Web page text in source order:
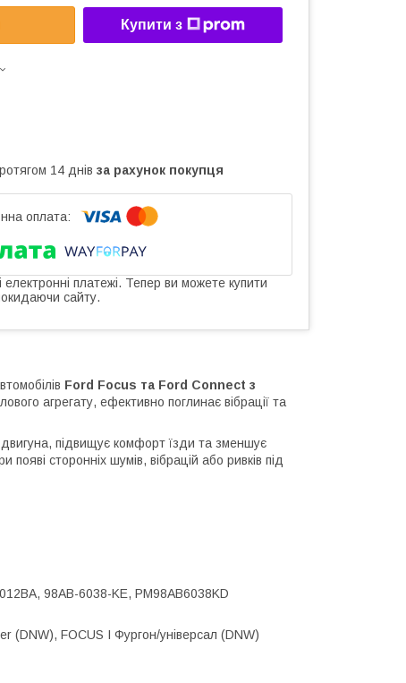
Купити з
14 днів за рахунок покупця
електронні платежі. Тепер ви можете купити
сайту.
Ford Focus та Ford Connect з
агрегату, ефективно поглинає вібрації та
двигуна, підвищує комфорт їзди та зменшує
сторонніх шумів, вібрацій або ривків під
98AB-6038-KE, PM98AB6038KD
(DNW), FOCUS I Фургон/універсал (DNW)